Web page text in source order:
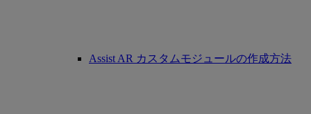
Assist AR カスタムモジュールの作成方法